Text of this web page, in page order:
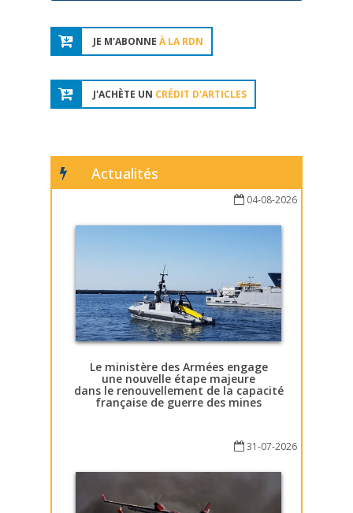
JE M'ABONNE À LA RDN
J'ACHÈTE UN CRÉDIT D'ARTICLES
Actualités
04-08-2026
Le ministère des Armées engage
une nouvelle étape majeure
dans le renouvellement de la capacité
française de guerre des mines
31-07-2026